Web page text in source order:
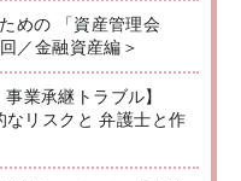
めの 「資産管理会
／金融資産編＞
業承継トラブル】
なリスクと 弁護士と作